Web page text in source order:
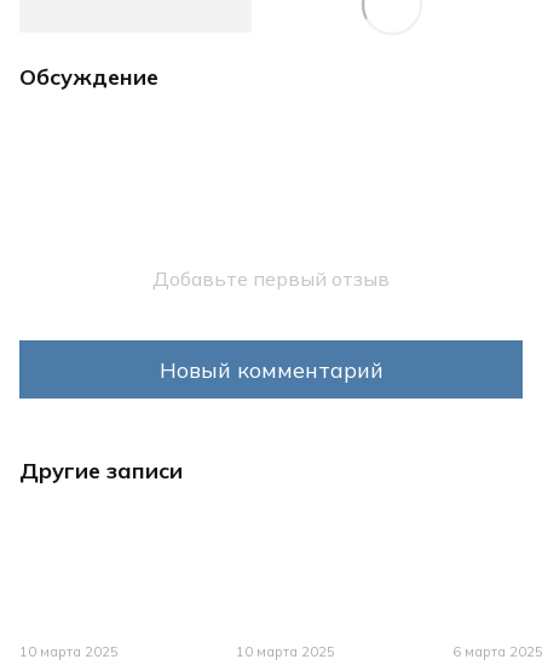
Обсуждение
Добавьте первый отзыв
Новый комментарий
Другие записи
10 марта 2025 10 марта 2025 6 марта